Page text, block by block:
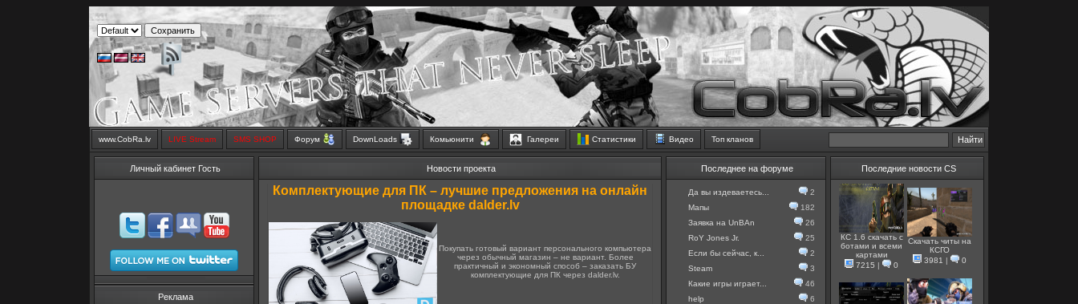
www.CobRa.lv LIVE Stream SMS SHOP Форум DownLoads Комьюнити Галереи Статистики Видео Топ кланов
Личный кабинет Гость
Реклама
Новости проекта
Комплектующие для ПК – лучшие предложения на онлайн
площадке dalder.lv
Покупать готовый вариант персонального компьютера
через обычный магазин – не вариант. Более
практичный и экономный способ – заказать БУ
комплектующие для ПК через dalder.lv.
Последнее на форуме
Да вы издеваетесь...
2
Мапы
182
Заявка на UnBAn
26
RoY Jones Jr.
25
Если бы сейчас, к...
2
Steam
3
Какие игры играет...
46
help
6
Последние новости CS
КС 1.6 скачать с
ботами и всеми
картами
7215 | 0
Скачать читы на
КСГО
3981 | 0